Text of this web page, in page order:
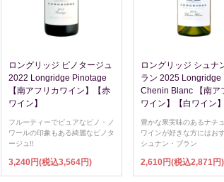
ロングリッジ ピノタージュ
2022 Longridge Pinotage
【南アフリカワイン】【赤
ワイン】
フルーティーでピュアなピノ・ノ
ワールの印象もある綺麗なピノタ
ージュ!!
3,240円(税込3,564円)
ロングリッジ シュナ
ラン 2025 Longridge
Chenin Blanc 【南ア
ワイン】【白ワイン】
豊かな果実味のあるナチ
ワインが好きな方にはお
シュナン・ブラン
2,610円(税込2,871円)